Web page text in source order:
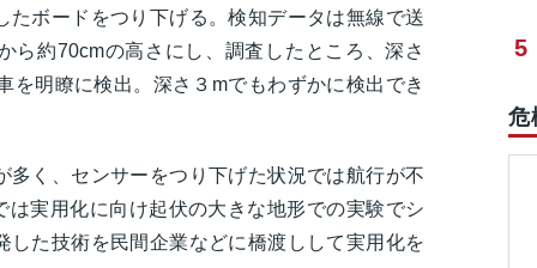
たボードをつり下げる。検知データは無線で送
ら約70cmの高さにし、調査したところ、深さ
を明瞭に検出。深さ３mでもわずかに検出でき
多く、センサーをつり下げた状況では航行が不
実用化に向け起伏の大きな地形での実験でシ
した技術を民間企業などに橋渡しして実用化を
5
危